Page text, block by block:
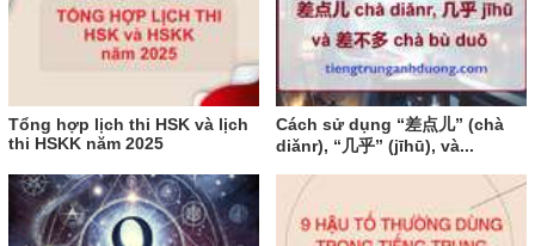
Tổng hợp lịch thi HSK và lịch
thi HSKK năm 2025
Cách sử dụng “差点儿” (chà
diǎnr), “几乎” (jīhū), và...